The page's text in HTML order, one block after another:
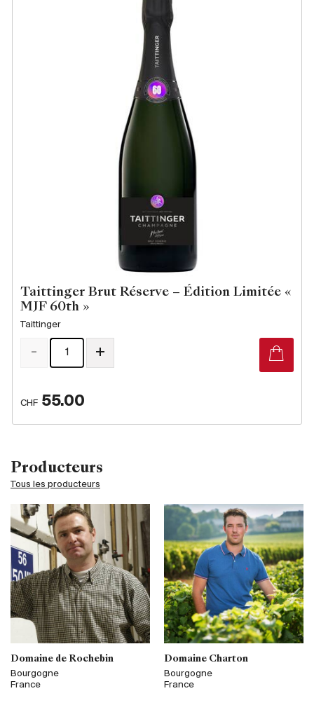
Producteurs
Tous les producteurs
Domaine de Rochebin
Bourgogne
France
Domaine Charton
Bourgogne
France
Taittinger Brut Réserve – Édition Limitée «
MJF 60th »
Taittinger
CHF 55.00
- +